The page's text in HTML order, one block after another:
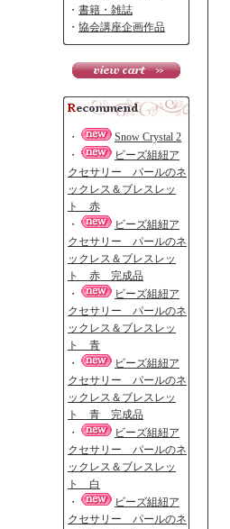
・ 書籍・雑誌
・ 協会講座企画作品
・
Snow Crystal 2
・
ビーズ組紐ア
クセサリー パールのネ
ックレス＆ブレスレッ
ト 赤
・
ビーズ組紐ア
クセサリー パールのネ
ックレス＆ブレスレッ
ト 赤 完成品
・
ビーズ組紐ア
クセサリー パールのネ
ックレス＆ブレスレッ
ト 青
・
ビーズ組紐ア
クセサリー パールのネ
ックレス＆ブレスレッ
ト 青 完成品
・
ビーズ組紐ア
クセサリー パールのネ
ックレス＆ブレスレッ
ト 白
・
ビーズ組紐ア
クセサリー パールのネ